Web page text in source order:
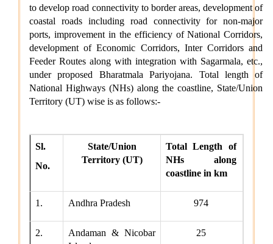
वित्तीय बाधाओं से लेकर तकनीकी आकांक्षाओं तक: यारा महेश को बी.टेक की
पढ़ाई पूरी करने में छात्रवृत्ति सहायता ने कैसे मदद की
अन्य
केंद्रीकृत जन शिकायत निवारण और निगरानी प्रणाली (सीपीग्राम)